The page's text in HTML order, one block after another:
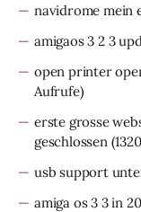
navidrome mein
amigaos 3 2 3
open printer
Aufrufe)
erste grosse
geschlossen
usb support
amiga os 3 3 in